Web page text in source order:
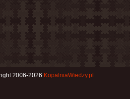
2006-2026 KopalniaWiedzy.pl